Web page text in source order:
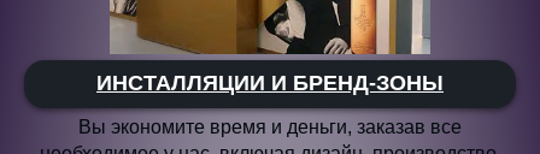
ИНСТАЛЛЯЦИИ И БРЕНД-ЗОНЫ
Вы экономите время и деньги, заказав все